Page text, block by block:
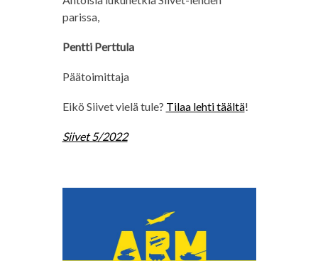
parissa,
Pentti Perttula
Päätoimittaja
Eikö Siivet vielä tule? Tilaa lehti täältä!
Siivet 5/2022